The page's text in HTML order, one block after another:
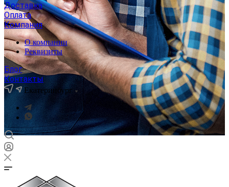
Доставка
Оплата
Компания
О компании
Реквизиты
Блог
Контакты
Екатеринбург